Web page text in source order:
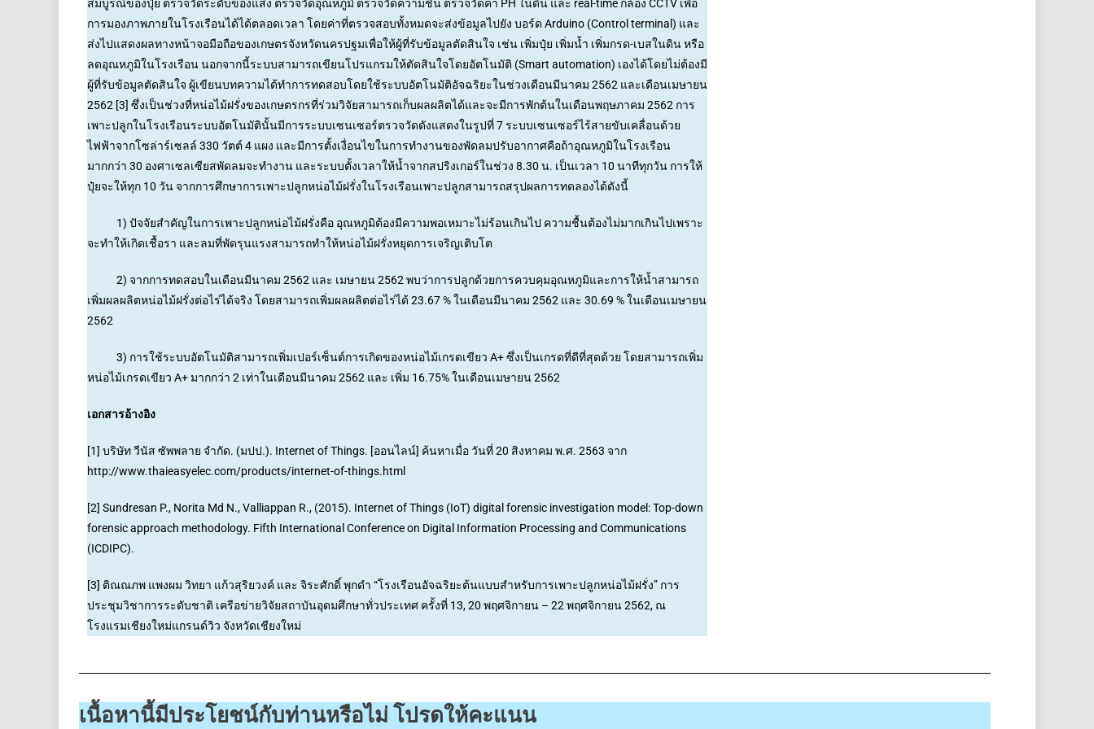
สมบูรณ์ของปุ๋ย ตรวจวัดระดับของแสง ตรวจวัดอุณหภูมิ ตรวจวัดความชื้น ตรวจวัดค่า PH ในดิน และ real-time กล้อง CCTV เพื่อ
การมองภาพภายในโรงเรือนได้ได้ตลอดเวลา โดยค่าที่ตรวจสอบทั้งหมดจะส่งข้อมูลไปยัง บอร์ด Arduino (Control terminal) และ
ส่งไปแสดงผลทางหน้าจอมือถือของเกษตรจังหวัดนครปฐมเพื่อให้ผู้ที่รับข้อมูลตัดสินใจ เช่น เพิ่มปุ๋ย เพิ่มน้ำ เพิ่มกรด-เบสในดิน หรือ
ลดอุณหภูมิในโรงเรือน นอกจากนี้ระบบสามารถเขียนโปรแกรมให้ตัดสินใจโดยอัตโนมัติ (Smart automation) เองได้โดยไม่ต้องมี
ผู้ที่รับข้อมูลตัดสินใจ ผู้เขียนบทความได้ทำการทดสอบโดยใช้ระบบอัตโนมัติอัจฉริยะในช่วงเดือนมีนาคม 2562 และเดือนเมษายน
2562 [3] ซึ่งเป็นช่วงที่หน่อไม้ฝรั่งของเกษตรกรที่ร่วมวิจัยสามารถเก็บผลผลิตได้และจะมีการพักต้นในเดือนพฤษภาคม 2562 การ
เพาะปลูกในโรงเรือนระบบอัตโนมัตินั้นมีการระบบเซนเซอร์ตรวจวัดดังแสดงในรูปที่ 7 ระบบเซนเซอร์ไร้สายขับเคลื่อนด้วย
ไฟฟ้าจากโซล่าร์เซลล์ 330 วัตต์ 4 แผง และมีการตั้งเงื่อนไขในการทำงานของพัดลมปรับอากาศคือถ้าอุณหภูมิในโรงเรือน
มากกว่า 30 องศาเซลเซียสพัดลมจะทำงาน และระบบตั้งเวลาให้น้ำจากสปริงเกอร์ในช่วง 8.30 น. เป็นเวลา 10 นาทีทุกวัน การให้
ปุ๋ยจะให้ทุก 10 วัน จากการศึกษาการเพาะปลูกหน่อไม้ฝรั่งในโรงเรือนเพาะปลูกสามารถสรุปผลการทดลองได้ดังนี้
1) ปัจจัยสำคัญในการเพาะปลูกหน่อไม้ฝรั่งคือ อุณหภูมิต้องมีความพอเหมาะไม่ร้อนเกินไป ความชื้นต้องไม่มากเกินไปเพราะ
จะทำให้เกิดเชื้อรา และลมที่พัดรุนแรงสามารถทำให้หน่อไม้ฝรั่งหยุดการเจริญเติบโต
2) จากการทดสอบในเดือนมีนาคม 2562 และ เมษายน 2562 พบว่าการปลูกด้วยการควบคุมอุณหภูมิและการให้น้ำสามารถ
เพิ่มผลผลิตหน่อไม้ฝรั่งต่อไร่ได้จริง โดยสามารถเพิ่มผลผลิตต่อไร่ได้ 23.67 % ในเดือนมีนาคม 2562 และ 30.69 % ในเดือนเมษายน
2562
3) การใช้ระบบอัตโนมัติสามารถเพิ่มเปอร์เซ็นต์การเกิดของหน่อไม้เกรดเขียว A+ ซึ่งเป็นเกรดที่ดีที่สุดด้วย โดยสามารถเพิ่ม
หน่อไม้เกรดเขียว A+ มากกว่า 2 เท่าในเดือนมีนาคม 2562 และ เพิ่ม 16.75% ในเดือนเมษายน 2562
เอกสารอ้างอิง
[1] บริษัท วีนัส ซัพพลาย จำกัด. (มปป.). Internet of Things. [ออนไลน์] ค้นหาเมื่อ วันที่ 20 สิงหาคม พ.ศ. 2563 จาก
http://www.thaieasyelec.com/products/internet-of-things.html
[2] Sundresan P., Norita Md N., Valliappan R., (2015). Internet of Things (IoT) digital forensic investigation model: Top-down
forensic approach methodology. Fifth International Conference on Digital Information Processing and Communications
(ICDIPC).
[3] ติณณภพ แพงผม วิทยา แก้วสุริยวงค์ และ จิระศักดิ์ พุกดำ “โรงเรือนอัจฉริยะต้นแบบสำหรับการเพาะปลูกหน่อไม้ฝรั่ง” การ
ประชุมวิชาการระดับชาติ เครือข่ายวิจัยสถาบันอุดมศึกษาทั่วประเทศ ครั้งที่ 13, 20 พฤศจิกายน – 22 พฤศจิกายน 2562, ณ
โรงแรมเชียงใหม่แกรนด์วิว จังหวัดเชียงใหม่
เนื้อหานี้มีประโยชน์กับท่านหรือไม่ โปรดให้คะแนน